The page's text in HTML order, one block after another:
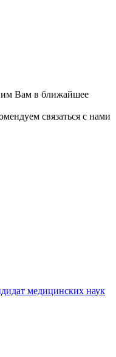
Вам в ближайшее
связаться с нами
медицинских наук